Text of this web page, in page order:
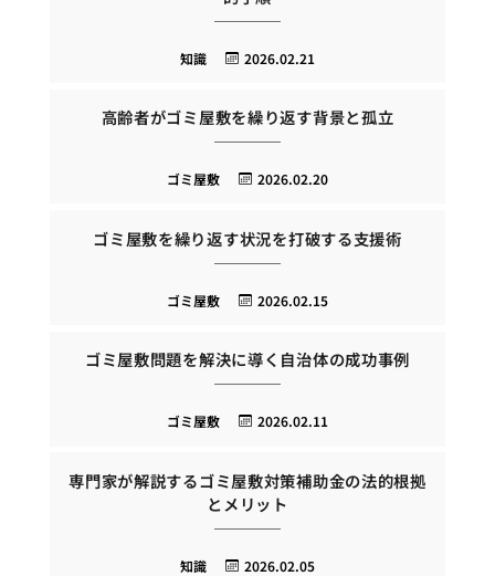
2026.02.21
知識
高齢者がゴミ屋敷を繰り返す背景と孤立
2026.02.20
ゴミ屋敷
ゴミ屋敷を繰り返す状況を打破する支援術
2026.02.15
ゴミ屋敷
ゴミ屋敷問題を解決に導く自治体の成功事例
2026.02.11
ゴミ屋敷
専門家が解説するゴミ屋敷対策補助金の法的根拠
とメリット
2026.02.05
知識